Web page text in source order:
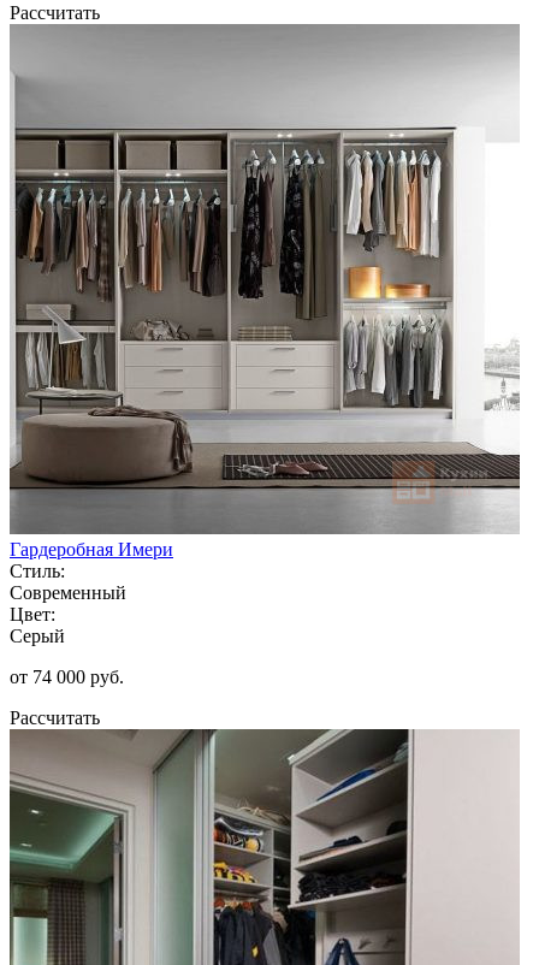
Рассчитать
Гардеробная Имери
Стиль:
Современный
Цвет:
Серый
от 74 000 руб.
Рассчитать